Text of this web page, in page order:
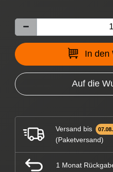
In den
Auf die
Versand bis
(Paketversand)
1 Monat